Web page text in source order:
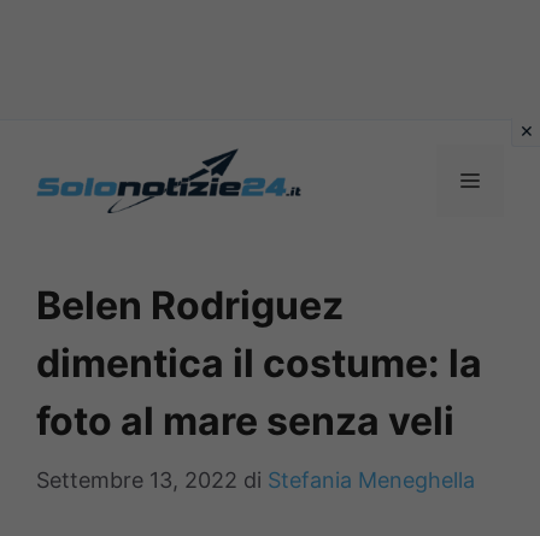
MENU
Belen Rodriguez
dimentica il costume: la
foto al mare senza veli
Settembre 13, 2022 di Stefania Meneghella